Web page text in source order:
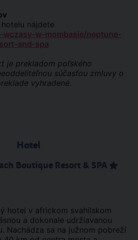
nájdete
w-mombasie/neptune-
and-spa
je prekladom poľského
súčasťou zmluvy o
vyhradené.
Hotel
Boutique Resort & SPA
hotel v africkom svahilskom
a dokonale udržiavanou
Nachádza sa na južnom pobreží